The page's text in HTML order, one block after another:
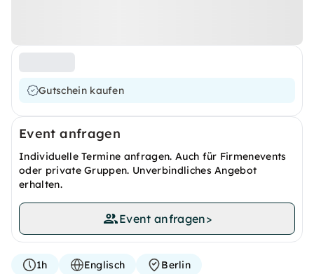
Gutschein kaufen
Event anfragen
Individuelle Termine anfragen. Auch für Firmenevents
oder private Gruppen. Unverbindliches Angebot
erhalten.
Event anfragen>
1h Englisch Berlin